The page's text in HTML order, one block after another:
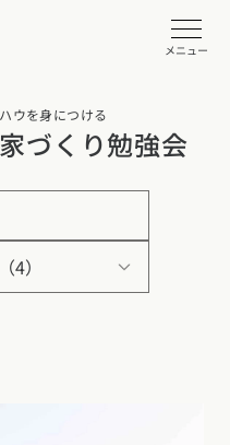
メニュー
ウを身につける
づくり勉強会